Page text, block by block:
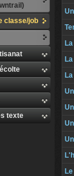
classe/job
texte